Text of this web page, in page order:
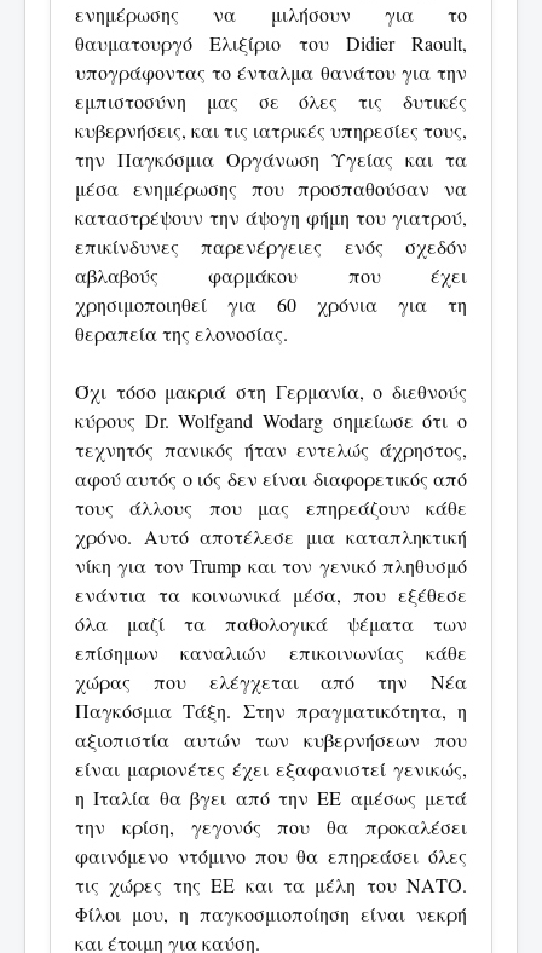
ενημέρωσης να μιλήσουν για το
θαυματουργό Ελιξίριο του Didier Raoult,
υπογράφοντας το ένταλμα θανάτου για την
εμπιστοσύνη μας σε όλες τις δυτικές
κυβερνήσεις, και τις ιατρικές υπηρεσίες τους,
την Παγκόσμια Οργάνωση Υγείας και τα
μέσα ενημέρωσης που προσπαθούσαν να
καταστρέψουν την άψογη φήμη του γιατρού,
επικίνδυνες παρενέργειες ενός σχεδόν
αβλαβούς φαρμάκου που έχει
χρησιμοποιηθεί για 60 χρόνια για τη
θεραπεία της ελονοσίας.
Όχι τόσο μακριά στη Γερμανία, ο διεθνούς
κύρους Dr. Wolfgand Wodarg σημείωσε ότι ο
τεχνητός πανικός ήταν εντελώς άχρηστος,
αφού αυτός ο ιός δεν είναι διαφορετικός από
τους άλλους που μας επηρεάζουν κάθε
χρόνο. Αυτό αποτέλεσε μια καταπληκτική
νίκη για τον Trump και τον γενικό πληθυσμό
ενάντια τα κοινωνικά μέσα, που εξέθεσε
όλα μαζί τα παθολογικά ψέματα των
επίσημων καναλιών επικοινωνίας κάθε
χώρας που ελέγχεται από την Νέα
Παγκόσμια Τάξη. Στην πραγματικότητα, η
αξιοπιστία αυτών των κυβερνήσεων που
είναι μαριονέτες έχει εξαφανιστεί γενικώς,
η Ιταλία θα βγει από την ΕΕ αμέσως μετά
την κρίση, γεγονός που θα προκαλέσει
φαινόμενο ντόμινο που θα επηρεάσει όλες
τις χώρες της ΕΕ και τα μέλη του ΝΑΤΟ.
Φίλοι μου, η παγκοσμιοποίηση είναι νεκρή
και έτοιμη για καύση.